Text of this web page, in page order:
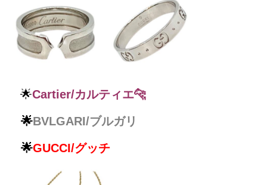
🌟Cartier/カルティエ🐆
🌟BVLGARI/ブルガリ
🌟GUCCI/グッチ